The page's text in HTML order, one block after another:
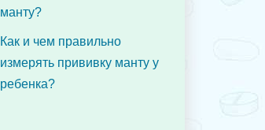
манту?
Как и чем правильно
измерять прививку манту у
ребенка?